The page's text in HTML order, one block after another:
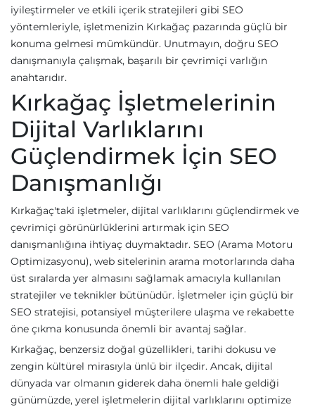
iyileştirmeler ve etkili içerik stratejileri gibi SEO
yöntemleriyle, işletmenizin Kırkağaç pazarında güçlü bir
konuma gelmesi mümkündür. Unutmayın, doğru SEO
danışmanıyla çalışmak, başarılı bir çevrimiçi varlığın
anahtarıdır.
Kırkağaç İşletmelerinin
Dijital Varlıklarını
Güçlendirmek İçin SEO
Danışmanlığı
Kırkağaç'taki işletmeler, dijital varlıklarını güçlendirmek ve
çevrimiçi görünürlüklerini artırmak için SEO
danışmanlığına ihtiyaç duymaktadır. SEO (Arama Motoru
Optimizasyonu), web sitelerinin arama motorlarında daha
üst sıralarda yer almasını sağlamak amacıyla kullanılan
stratejiler ve teknikler bütünüdür. İşletmeler için güçlü bir
SEO stratejisi, potansiyel müşterilere ulaşma ve rekabette
öne çıkma konusunda önemli bir avantaj sağlar.
Kırkağaç, benzersiz doğal güzellikleri, tarihi dokusu ve
zengin kültürel mirasıyla ünlü bir ilçedir. Ancak, dijital
dünyada var olmanın giderek daha önemli hale geldiği
günümüzde, yerel işletmelerin dijital varlıklarını optimize